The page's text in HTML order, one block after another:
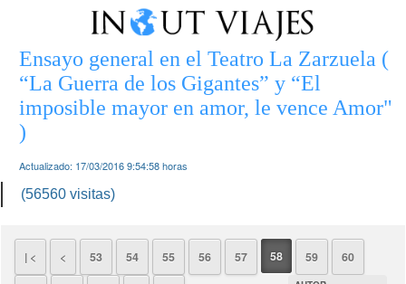
Ensayo general en el Teatro La Zarzuela (
“La Guerra de los Gigantes” y “El
imposible mayor en amor, le vence Amor"
)
Actualizado: 17/03/2016 9:54:58horas
(56560 visitas)
| < < 53 54 55 56 57 58 59 60